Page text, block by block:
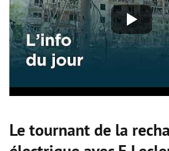
Le tournant de la